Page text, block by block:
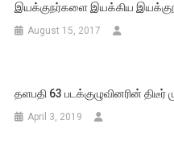
இயக்குநர்களை இயக்கிய
August 15, 2017
தளபதி 63 படக்குழுவினரின் திடீர்
April 3, 2019